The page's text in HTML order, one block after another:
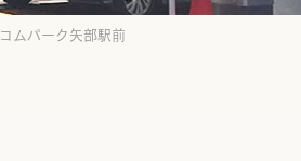
コムパーク矢部駅前